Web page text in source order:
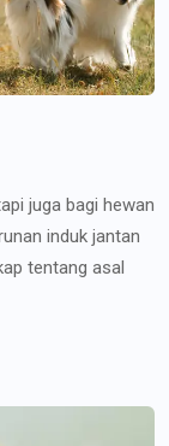
juga bagi hewan
induk jantan
tentang asal